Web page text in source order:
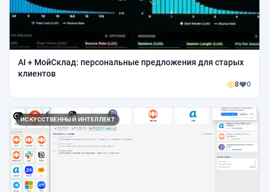
AI + МойСклад: персональные предложения для старых
клиентов
8 0
ИСКУССТВЕННЫЙ ИНТЕЛЛЕКТ